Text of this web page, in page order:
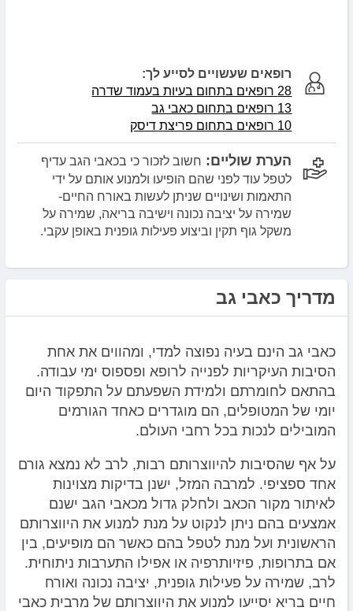
רופאים שעשויים לסייע לך:
28 רופאים בתחום בעיות בעמוד שדרה
13 רופאים בתחום כאבי גב
10 רופאים בתחום פריצת דיסק
הערת שוליים: חשוב לזכור כי בכאבי הגב עדיף
לטפל עוד לפני שהם הופיעו ולמנוע אותם על ידי
התאמות ושינויים שניתן לעשות באורח החיים-
שמירה על יציבה נכונה וישיבה בריאה, שמירה על
משקל גוף תקין וביצוע פעילות גופנית באופן עקבי.
מדריך כאבי גב
כאבי גב הינם בעיה נפוצה למדי, ומהווים את אחת
הסיבות העיקריות לפנייה לרופא ופספוס ימי עבודה.
בהתאם לחומרתם ולמידת השפעתם על התפקוד היום
יומי של המטופלים, הם מוגדרים כאחד הגורמים
המובילים לנכות בכל רחבי העולם.
על אף שהסיבות להיווצרותם רבות, לרב לא נמצא גורם
אחד ספציפי. למרבה המזל, ישנן בדיקות מצוינות
לאיתור מקור הכאב ולחלק גדול מכאבי הגב ישנם
אמצעים בהם ניתן לנקוט על מנת למנוע את היווצרותם
הראשונית ועל מנת לטפל בהם כאשר הם מופיעים, בין
אם בתרופות, פיזיותרפיה או אפילו התערבות ניתוחית.
לרב, שמירה על פעילות גופנית, יציבה נכונה ואורח
חיים בריא יסייעו למנוע את היווצרותם של מרבית כאבי